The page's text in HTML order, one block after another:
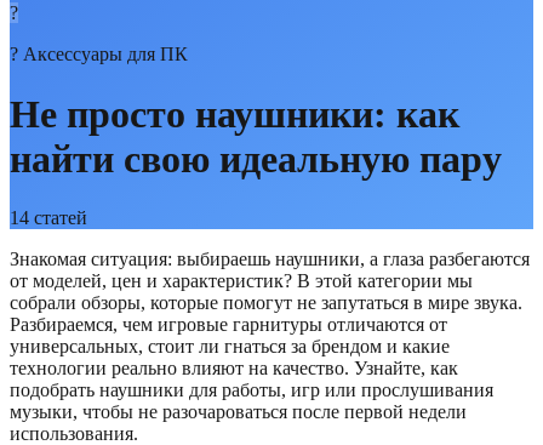
?
? Аксессуары для ПК
Не просто наушники: как
найти свою идеальную пару
14 статей
Знакомая ситуация: выбираешь наушники, а глаза разбегаются
от моделей, цен и характеристик? В этой категории мы
собрали обзоры, которые помогут не запутаться в мире звука.
Разбираемся, чем игровые гарнитуры отличаются от
универсальных, стоит ли гнаться за брендом и какие
технологии реально влияют на качество. Узнайте, как
подобрать наушники для работы, игр или прослушивания
музыки, чтобы не разочароваться после первой недели
использования.